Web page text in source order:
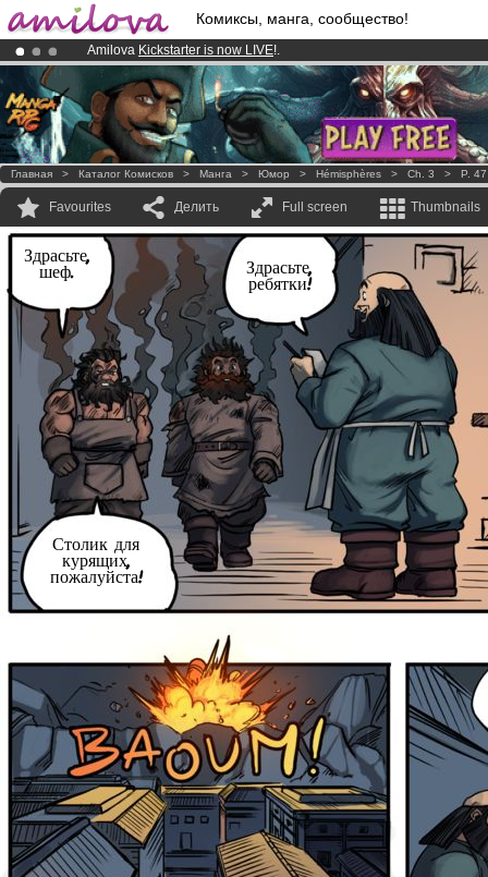
Комиксы, манга, сообщество!
Amilova Kickstarter is now LIVE!.
Premium membership from3.95 eurosper month !Get membership
Already 100000membersand 1000 comics & mangas!.
Главная > Каталог Комисков > Манга > Юмор > Hémisphères > Ch. 3 > P. 47
Favourites Делить Full screen Thumbnails
Здрасьте,
шеф. Здрасьте,
ребятки!
Столик для
курящих,
пожалуйста!